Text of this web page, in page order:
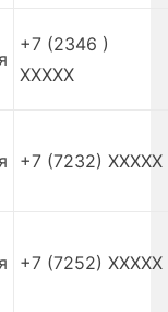
+7 (2346 )
ХХХХХ
+7 (7232) XXXXX
+7 (7252) XXXXX